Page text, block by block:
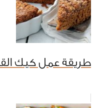
طريقة عمل كيك